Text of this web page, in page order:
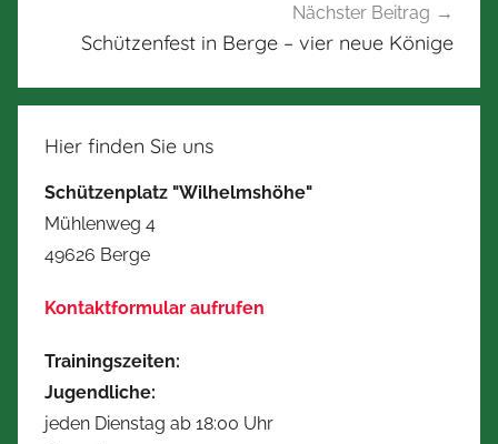
Nächster Beitrag
Schützenfest in Berge – vier neue Könige
Hier finden Sie uns
Schützenplatz "Wilhelmshöhe"
Mühlenweg 4
49626 Berge
Kontaktformular aufrufen
Trainingszeiten:
Jugendliche:
jeden Dienstag ab 18:00 Uhr